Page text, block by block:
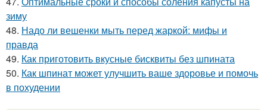
зиму
48. Надо ли вешенки мыть перед жаркой: мифы и
правда
49. Как приготовить вкусные бисквиты без шпината
50. Как шпинат может улучшить ваше здоровье и помочь
в похудении